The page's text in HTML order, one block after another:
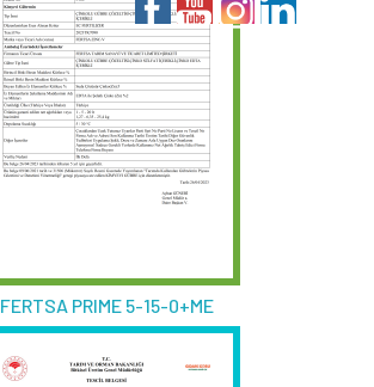
FERTSA PRIME 5-15-0+ME